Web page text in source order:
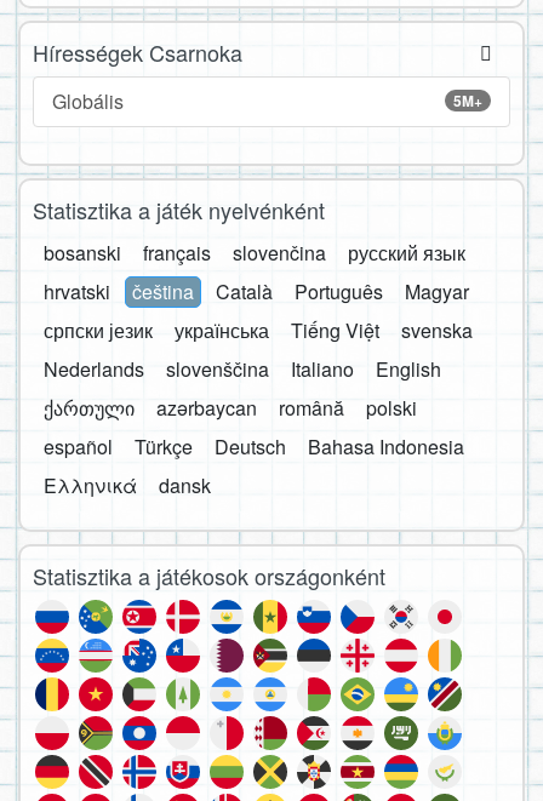
Hírességek Csarnoka
5M+
Globális
Statisztika a játék nyelvénként
bosanski français slovenčina
русский язык
hrvatski
čeština Català Português
Magyar
српски језик
українська Tiếng Việt
svenska
Nederlands
slovenščina Italiano
English
ქართული
azərbaycan română
polski
español
Türkçe Deutsch
Bahasa Indonesia
Ελληνικά
dansk
Statisztika a játékosok országonként